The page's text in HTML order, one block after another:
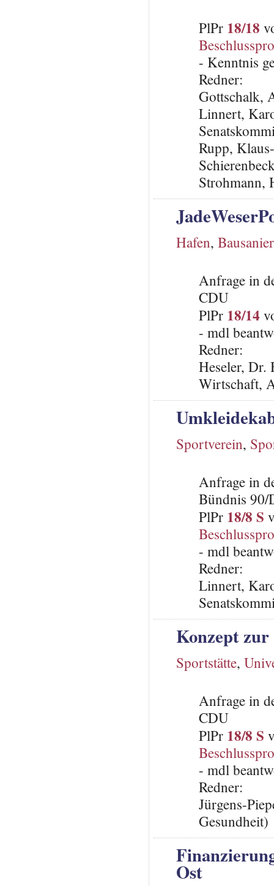
PlPr 18/18
- Kenntnis
Redner:
Gottschalk,
Linnert,
Rupp,
Strohmann,
Hafen,
Anfrage in
CDU
PlPr 18/14
- mdl
Redner:
Heseler, Dr.
Wirtschaft,
Sportverein,
Anfrage in
Bündnis 90/
PlPr 18/8 S
- mdl
Redner:
Linnert,
Konzept zur
Sportstätte,
Anfrage in
CDU
PlPr 18/8 S
- mdl
Redner:
Jürgens-
Gesundheit)
Ost